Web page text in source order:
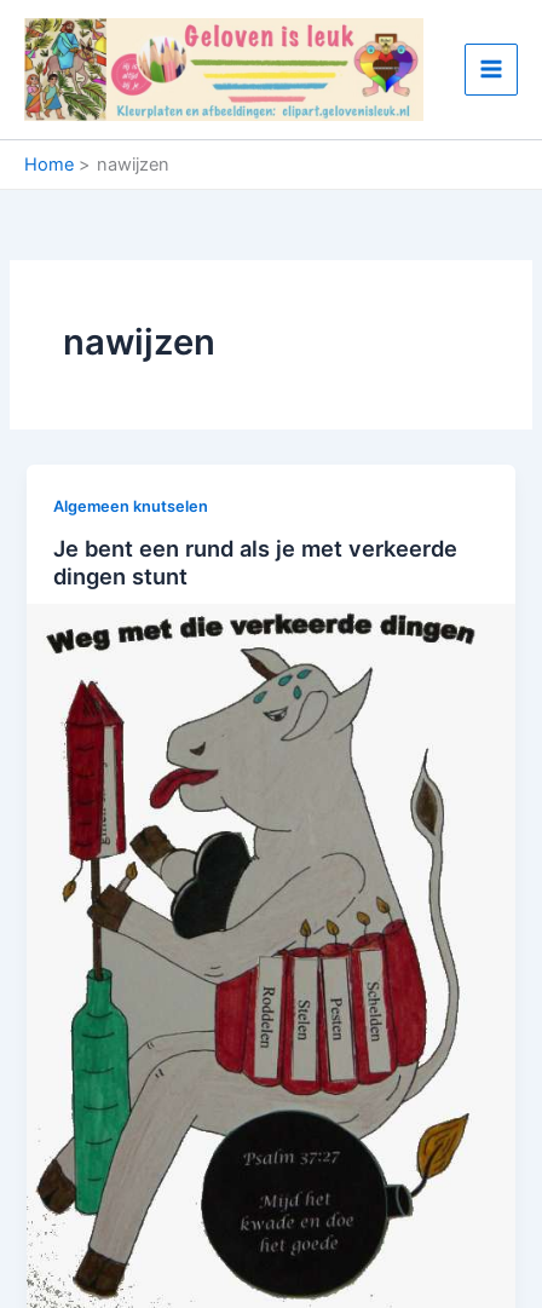
naar
inhoud
Home nawijzen
nawijzen
Algemeen knutselen
Je bent een rund als je met verkeerde
dingen stunt